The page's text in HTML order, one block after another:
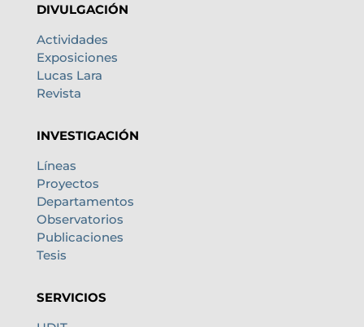
DIVULGACIÓN
Actividades
Exposiciones
Lucas Lara
Revista
INVESTIGACIÓN
Líneas
Proyectos
Departamentos
Observatorios
Publicaciones
Tesis
SERVICIOS